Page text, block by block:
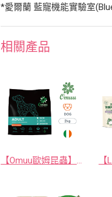
*愛爾蘭 藍寵機能實驗室
相關產品
【Omuu歐姆昆蟲】愛爾蘭原裝進口極低敏黑水虻全齡犬寵糧 2kg